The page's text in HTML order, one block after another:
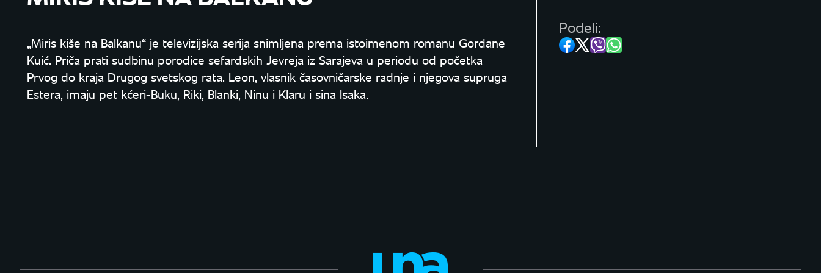
„Miris kiše na Balkanu“ je televizijska serija snimljena prema istoimenom romanu Gordane
Kuić. Priča prati sudbinu porodice sefardskih Jevreja iz Sarajeva u periodu od početka
Prvog do kraja Drugog svetskog rata. Leon, vlasnik časovničarske radnje i njegova supruga
Estera, imaju pet kćeri-Buku, Riki, Blanki, Ninu i Klaru i sina Isaka.
Podeli: